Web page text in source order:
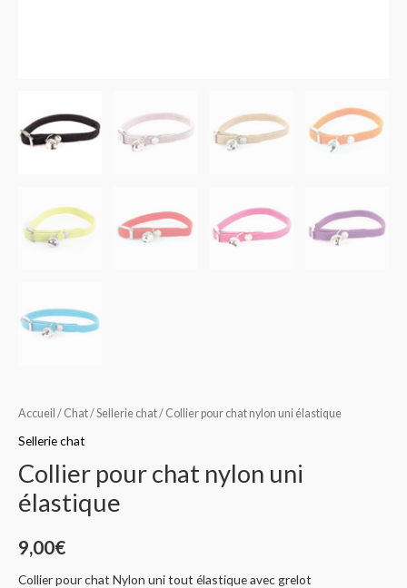
Accueil / Chat/Sellerie chat/ Collier pour chat nylon uni élastique
Sellerie chat
Collier pour chat nylon uni
élastique
9,00€
Collier pour chat Nylon uni tout élastique avec grelot